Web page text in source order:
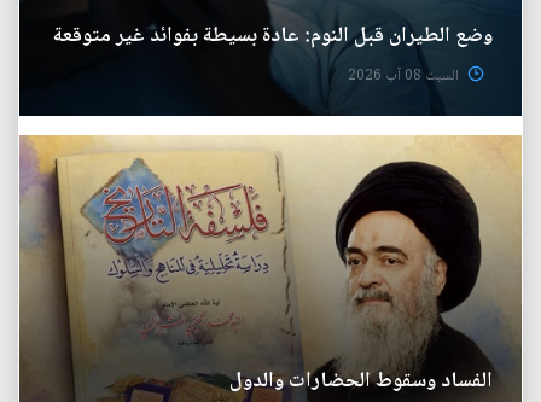
وضع الطيران قبل النوم: عادة بسيطة بفوائد غير متوقعة
السبت 08 آب 2026
الفساد وسقوط الحضارات والدول